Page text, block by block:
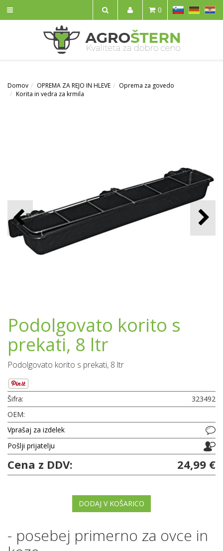
IŠČI
SL HR
0
Domov OPREMA ZA REJO IN HLEVE
Oprema za govedo
Korita in vedra za krmila
Podolgovato korito s
prekati, 8 ltr
Podolgovato korito s prekati, 8 ltr
Šifra:
323492
OEM:
Vprašaj za izdelek
Pošlji prijatelju
Cena z DDV: 24,99 €
DODAJ V KOŠARICO
- posebej primerno za ovce in